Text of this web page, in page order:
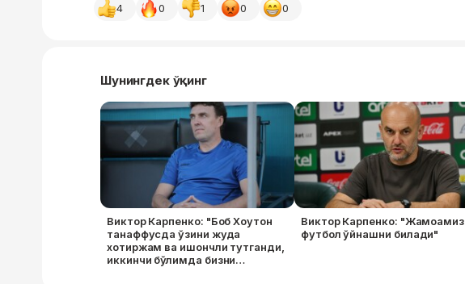
4 0 1 0 0
Шунингдек ўқинг
Виктор Карпенко: "Боб Хоутон
танаффусда ўзини жуда
хотиржам ва ишончли тутганди,
иккинчи бўлимда бизни
Виктор Карпенко: "Жамоамиз
футбол ўйнашни билади"